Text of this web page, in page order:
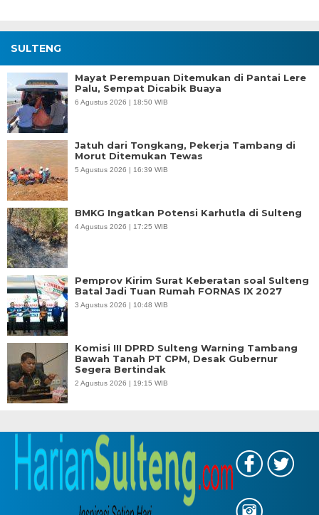
SULTENG
Mayat Perempuan Ditemukan di Pantai Lere
Palu, Sempat Dicabik Buaya
6 Agustus 2026 | 18:50 WIB
Jatuh dari Tongkang, Pekerja Tambang di
Morut Ditemukan Tewas
5 Agustus 2026 | 16:39 WIB
BMKG Ingatkan Potensi Karhutla di Sulteng
4 Agustus 2026 | 17:25 WIB
Pemprov Kirim Surat Keberatan soal Sulteng
Batal Jadi Tuan Rumah FORNAS IX 2027
3 Agustus 2026 | 10:48 WIB
Komisi III DPRD Sulteng Warning Tambang
Bawah Tanah PT CPM, Desak Gubernur
Segera Bertindak
2 Agustus 2026 | 19:15 WIB